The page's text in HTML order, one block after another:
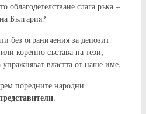
облагодетелстване слага ръка –
България?
без ограничения за депозит
коренно състава на тези,
властта от наше име.
поредните народни
.